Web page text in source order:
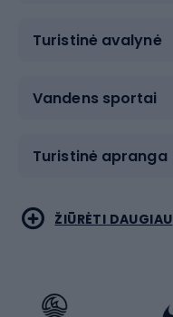
Turistinė avalynė
Vandens sportai
Turistinė apranga
Bėgimas
Koviniai sportai
ŽIŪRĖTI DAUGIAU